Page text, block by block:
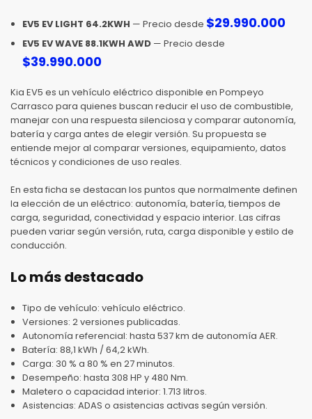
EV5 EV LIGHT 64.2KWH — Precio desde $29.990.000
EV5 EV WAVE 88.1KWH AWD — Precio desde
$39.990.000
Kia EV5 es un vehículo eléctrico disponible en Pompeyo
Carrasco para quienes buscan reducir el uso de combustible,
manejar con una respuesta silenciosa y comparar autonomía,
batería y carga antes de elegir versión. Su propuesta se
entiende mejor al comparar versiones, equipamiento, datos
técnicos y condiciones de uso reales.
En esta ficha se destacan los puntos que normalmente definen
la elección de un eléctrico: autonomía, batería, tiempos de
carga, seguridad, conectividad y espacio interior. Las cifras
pueden variar según versión, ruta, carga disponible y estilo de
conducción.
Lo más destacado
Tipo de vehículo: vehículo eléctrico.
Versiones: 2 versiones publicadas.
Autonomía referencial: hasta 537 km de autonomía AER.
Batería: 88,1 kWh / 64,2 kWh.
Carga: 30 % a 80 % en 27 minutos.
Desempeño: hasta 308 HP y 480 Nm.
Maletero o capacidad interior: 1.713 litros.
Asistencias: ADAS o asistencias activas según versión.